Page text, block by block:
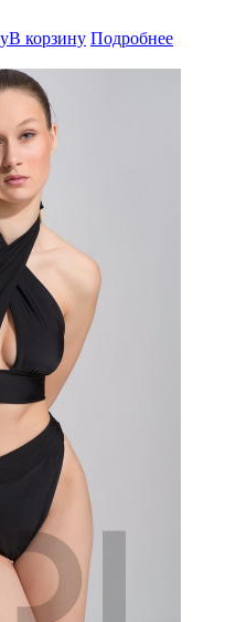
В корзину Подробнее